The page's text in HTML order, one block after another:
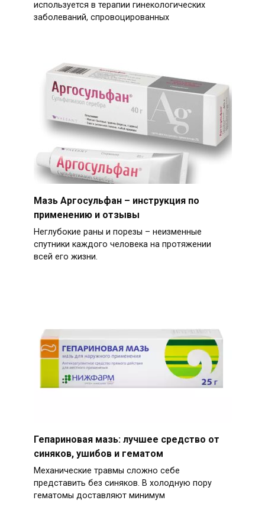
используется в терапии гинекологических
заболеваний, спровоцированных
Мазь Аргосульфан – инструкция по
применению и отзывы
Неглубокие раны и порезы – неизменные
спутники каждого человека на протяжении
всей его жизни.
Гепариновая мазь: лучшее средство от
синяков, ушибов и гематом
Механические травмы сложно себе
представить без синяков. В холодную пору
гематомы доставляют минимум